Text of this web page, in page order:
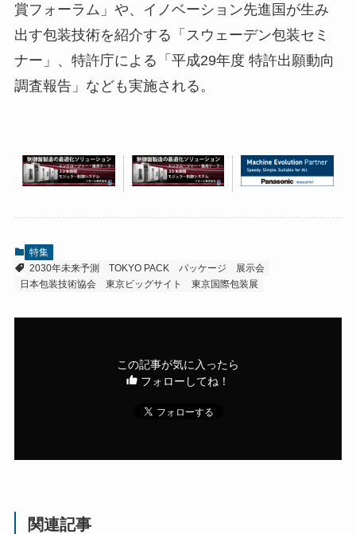
賞フォーラム」や、イノベーション先進国が生み
出す包装技術を紹介する「スウェーデン包装セミ
ナー」、特許庁による「平成29年度 特許出願動向
調査報告」なども実施される。
特集
2030年未来予測
TOKYO PACK パッケージ
展示会
日本包装技術協会
東京ビッグサイト 東京国際包装展
この記事が気に入ったら
フォローしてね！
関連記事